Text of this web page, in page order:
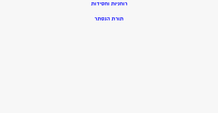
רוחניות וחסידות
תורת הנסתר